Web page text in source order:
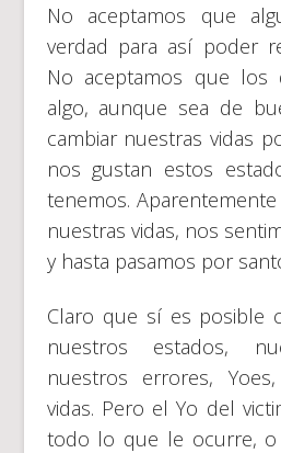
No aceptamos que
verdad para así poder
No aceptamos que los
algo, aunque sea de
cambiar nuestras vidas
nos gustan estos
tenemos.
nuestras vidas, nos
y hasta pasamos por
Claro que sí es posible
nuestros estados,
nuestros errores,
vidas. Pero el Yo del
todo lo que le ocurre,